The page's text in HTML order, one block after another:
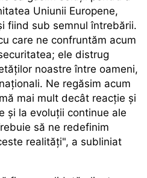
Uniunii Europene,
fiind sub semnul întrebării.
care ne confruntăm acum
ele distrug
noastre între oameni,
Ne regăsim acum
mai mult decât reacție și
și la evoluții continue ale
să ne redefinim
realități", a subliniat